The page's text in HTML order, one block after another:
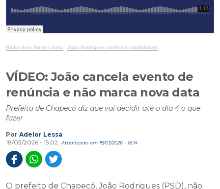
Rádio Som Maior / 4oito · João Rodrigues confirma candidatura
VÍDEO: João cancela evento de
renúncia e não marca nova data
Prefeito de Chapecó diz que vai decidir até o dia 4 o que
fazer
Por Adelor Lessa
18/03/2026 - 15:02
Atualizado em 18/03/2026 - 18:14
O prefeito de Chapecó, João Rodrigues (PSD), não